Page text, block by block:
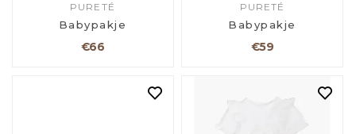
PURETÉ
Babypakje
€66
PURETÉ
Babypakje
€59